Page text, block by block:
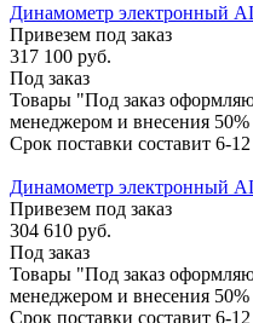
Динамометр электронный
Привезем под заказ
317 100 руб.
Под заказ
Товары "Под заказ
менеджером и внесения
Срок поставки составит 6-
Динамометр электронный
Привезем под заказ
304 610 руб.
Под заказ
Товары "Под заказ
менеджером и внесения
Срок поставки составит 6-